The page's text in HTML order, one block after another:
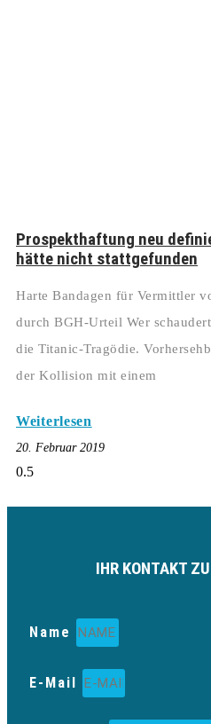
Prospekthaftung neu
hätte nicht stattgefunden
Harte Bandagen für Vermittler
durch BGH-Urteil Wer
die Titanic-Tragödie.
der Kollision mit einem
Weiterlesen
20. Februar 2019
IHR KONTAKT
Name
E-Mail